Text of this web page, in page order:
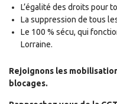
L’égalité des droits pour
La suppression de tous
Le 100 % sécu, qui
Lorraine.
Rejoignons les
blocages.